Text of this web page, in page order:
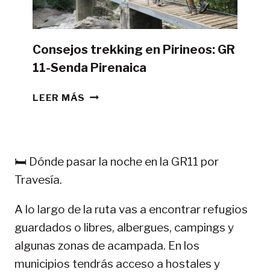
Consejos trekking en Pirineos: GR
11-Senda Pirenaica
LEER MÁS CONSEJOS
11-
🛏️ Dónde pasar la noche en la GR11 por
Travesía.
A lo largo de la ruta vas a encontrar refugios
guardados o libres, albergues, campings y
algunas zonas de acampada. En los
municipios tendrás acceso a hostales y